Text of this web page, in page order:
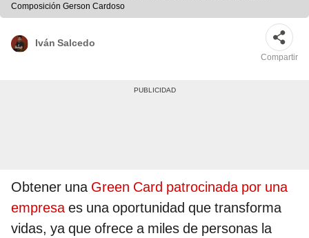
Composición Gerson Cardoso
Iván Salcedo
Compartir
Obtener una Green Card patrocinada por una
empresaes una oportunidad que transforma
vidas, ya que ofrece a miles de personas la